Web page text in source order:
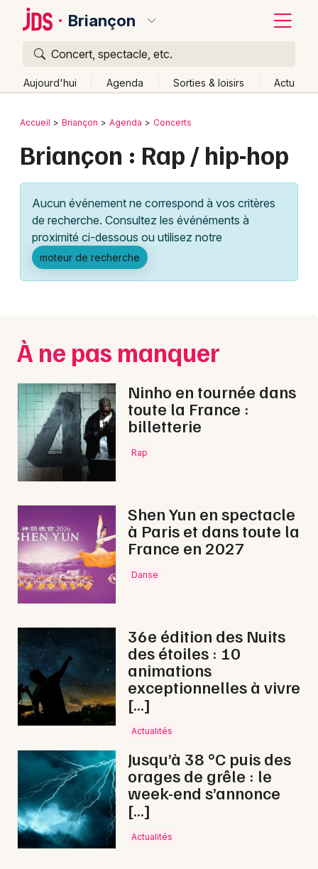
Briançon
Concert, spectacle, etc.
Aujourd'hui Agenda Sorties & loisirs Actu
Publier un événement
Grands événements
Activité & Expérience
Manifestations
Spectacles
Concerts
Sports
Soirées
Sorties famille
Sorties & loisirs
Rap dans les Hautes-Alpes
Newsletter des sorties
Actus à Briançon
Magazine à Briançon
Bordeaux
Lille
Lyon
Marseille
Nantes
Nice
Paris
Strasbourg
Toulouse
Retour
Accueil Briançon Agenda Concerts
Briançon : Rap / hip-hop
Aucun événement ne correspond à vos critères
de recherche. Consultez les événéments à
proximité ci-dessous ou utilisez notre
moteur de recherche
À ne pas manquer
Ninho en tournée dans
toute la France :
billetterie
Rap
Shen Yun en spectacle
à Paris et dans toute la
France en 2027
Danse
36e édition des Nuits
des étoiles : 10
animations
exceptionnelles à vivre
[…]
Actualités
Jusqu’à 38 °C puis des
orages de grêle : le
week-end s’annonce
[…]
Actualités
Quoi ?
Où ?
Provence-Alpes-Côte-d'Azur
Partout
Près de moi
Quand ?
Effacer les dates